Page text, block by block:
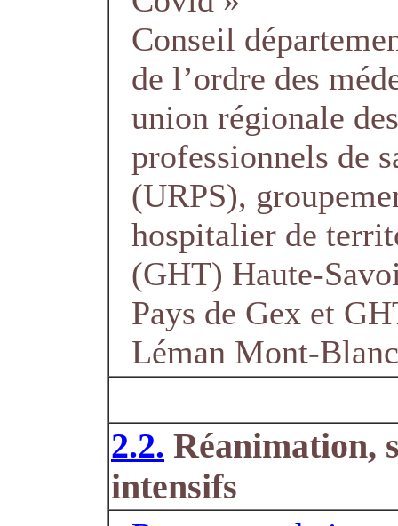
Conseil
de l’ordre des
union régionale des
professionnels de
(URPS),
hospitalier de
(GHT) Haute-
Pays de Gex et
Léman Mont-Blanc
2.2. Réanimation,
intensifs